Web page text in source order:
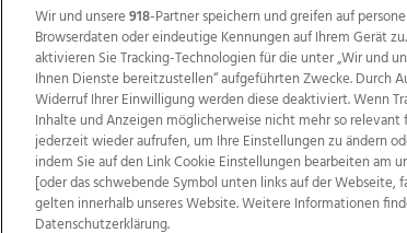
TV1 di-mog-i.at OÖNow Ischler Woche
Copyrights © 2026 Tips Zeitungs GmbH & Co KG
Wir und unsere918-Partner speichern und greifen auf
Browserdaten oder eindeutige Kennungen auf Ihrem Gerät
aktivieren Sie Tracking-Technologien für die unter „Wir und
Ihnen Dienste bereitzustellen“ aufgeführten Zwecke. Durch
Widerruf Ihrer Einwilligung werden diese deaktiviert. Wenn
Inhalte und Anzeigen möglicherweise nicht mehr so relevant
jederzeit wieder aufrufen, um Ihre Einstellungen zu ändern
indem Sie auf den Link Cookie Einstellungen bearbeiten am
[oder das schwebende Symbol unten links auf der Webseite,
gelten innerhalb unseres Website. Weitere Informationen
Datenschutzerklärung.